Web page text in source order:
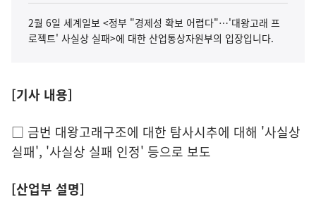
2월 6일 세계일보 <정부 "경제성 확보 어렵다"…'대왕고래 프
로젝트' 사실상 실패>에 대한 산업통상자원부의 입장입니다.
[기사 내용]
□ 금번 대왕고래구조에 대한 탐사시추에 대해 '사실상
실패', '사실상 실패 인정' 등으로 보도
[산업부 설명]